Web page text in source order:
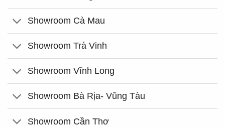
Showroom Cà Mau
Showroom Trà Vinh
Showroom Vĩnh Long
Showroom Bà Rịa- Vũng Tàu
Showroom Cần Thơ